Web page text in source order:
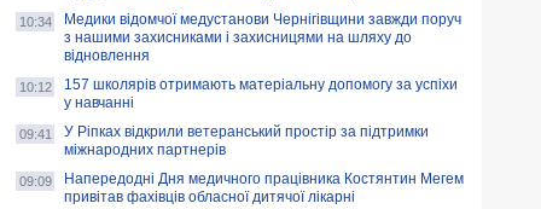
10:34
Медики відомчої медустанови Чернігівщини завжди поруч
з нашими захисниками і захисницями на шляху до
відновлення
10:12
157 школярів отримають матеріальну допомогу за успіхи
у навчанні
09:41
У Ріпках відкрили ветеранський простір за підтримки
міжнародних партнерів
09:09
Напередодні Дня медичного працівника Костянтин Мегем
привітав фахівців обласної дитячої лікарні